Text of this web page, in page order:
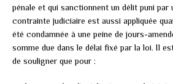
pénale et qui sanctionnent un délit puni par
contrainte judiciaire est aussi appliquée
été condamnée à une peine de jours-
somme due dans le délai fixé par la loi. Il
de souligner que pour :